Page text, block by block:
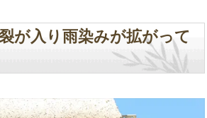
が入り雨染みが拡がって